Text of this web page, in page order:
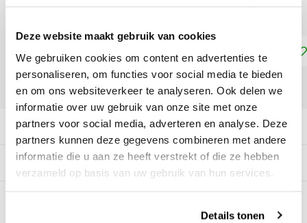
Deze website maakt gebruik van cookies
We gebruiken cookies om content en advertenties te
personaliseren, om functies voor social media te bieden
en om ons websiteverkeer te analyseren. Ook delen we
informatie over uw gebruik van onze site met onze
partners voor social media, adverteren en analyse. Deze
partners kunnen deze gegevens combineren met andere
informatie die u aan ze heeft verstrekt of die ze hebben
verzameld op basis van uw gebruik van hun services.
Details tonen
Toevoegen aan winkelwagen
DELEN:
Productomschrijving
Gerelateerde producten